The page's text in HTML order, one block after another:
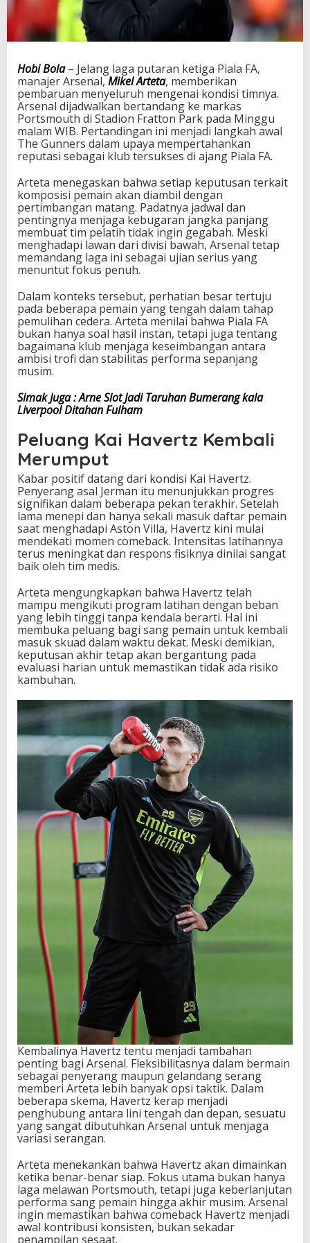
p
a
k
u
a
d
J
e
a
g
P
u
t
a
r
a
n
e
t
i
g
a
P
l
a
Hobi Bola– Jelang laga putaran ketiga Piala FA,
manajer Arsenal, Mikel Arteta, memberikan
pembaruan menyeluruh mengenai kondisi timnya.
Arsenal dijadwalkan bertandang ke markas
Portsmouth di Stadion Fratton Park pada Minggu
malam WIB. Pertandingan ini menjadi langkah awal
The Gunners dalam upaya mempertahankan
reputasi sebagai klub tersukses di ajang Piala FA.
Arteta menegaskan bahwa setiap keputusan terkait
komposisi pemain akan diambil dengan
pertimbangan matang. Padatnya jadwal dan
pentingnya menjaga kebugaran jangka panjang
membuat tim pelatih tidak ingin gegabah. Meski
menghadapi lawan dari divisi bawah, Arsenal tetap
memandang laga ini sebagai ujian serius yang
menuntut fokus penuh.
Dalam konteks tersebut, perhatian besar tertuju
pada beberapa pemain yang tengah dalam tahap
pemulihan cedera. Arteta menilai bahwa Piala FA
bukan hanya soal hasil instan, tetapi juga tentang
bagaimana klub menjaga keseimbangan antara
ambisi trofi dan stabilitas performa sepanjang
musim.
Simak Juga : Arne Slot Jadi Taruhan Bumerang kala
Liverpool Ditahan Fulham
Peluang Kai Havertz Kembali
Merumput
Kabar positif datang dari kondisi Kai Havertz.
Penyerang asal Jerman itu menunjukkan progres
signifikan dalam beberapa pekan terakhir. Setelah
lama menepi dan hanya sekali masuk daftar pemain
saat menghadapi Aston Villa, Havertz kini mulai
mendekati momen comeback. Intensitas latihannya
terus meningkat dan respons fisiknya dinilai sangat
baik oleh tim medis.
Arteta mengungkapkan bahwa Havertz telah
mampu mengikuti program latihan dengan beban
yang lebih tinggi tanpa kendala berarti. Hal ini
membuka peluang bagi sang pemain untuk kembali
masuk skuad dalam waktu dekat. Meski demikian,
keputusan akhir tetap akan bergantung pada
evaluasi harian untuk memastikan tidak ada risiko
kambuhan.
Kembalinya Havertz tentu menjadi tambahan
penting bagi Arsenal. Fleksibilitasnya dalam bermain
sebagai penyerang maupun gelandang serang
memberi Arteta lebih banyak opsi taktik. Dalam
beberapa skema, Havertz kerap menjadi
penghubung antara lini tengah dan depan, sesuatu
yang sangat dibutuhkan Arsenal untuk menjaga
variasi serangan.
Arteta menekankan bahwa Havertz akan dimainkan
ketika benar-benar siap. Fokus utama bukan hanya
laga melawan Portsmouth, tetapi juga keberlanjutan
performa sang pemain hingga akhir musim. Arsenal
ingin memastikan bahwa comeback Havertz menjadi
awal kontribusi konsisten, bukan sekadar
penampilan sesaat.